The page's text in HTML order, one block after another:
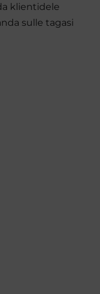
klientidele
sulle tagasi